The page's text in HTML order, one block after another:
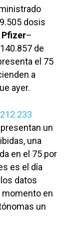
dosis
Pfizer–
de
el 75
a
ayer.
un
una
en el 75 por
es el día
datos
momento en
un